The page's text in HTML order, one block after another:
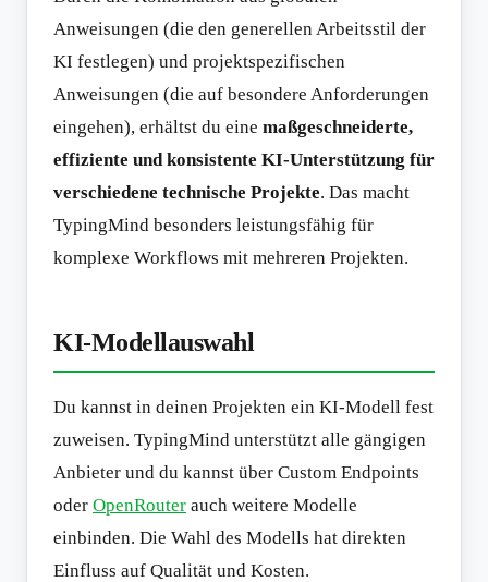
Anweisungen (die den generellen Arbeitsstil der
KI festlegen) und projektspezifischen
Anweisungen (die auf besondere Anforderungen
eingehen), erhältst du eine maßgeschneiderte,
effiziente und konsistente KI-Unterstützung für
verschiedene technische Projekte. Das macht
TypingMind besonders leistungsfähig für
komplexe Workflows mit mehreren Projekten.
KI-Modellauswahl
Du kannst in deinen Projekten ein KI-Modell fest
zuweisen. TypingMind unterstützt alle gängigen
Anbieter und du kannst über Custom Endpoints
oder OpenRouter auch weitere Modelle
einbinden. Die Wahl des Modells hat direkten
Einfluss auf Qualität und Kosten.